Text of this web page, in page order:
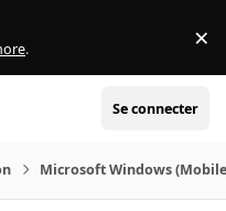
. ×
Se connecter
Microsoft Windows